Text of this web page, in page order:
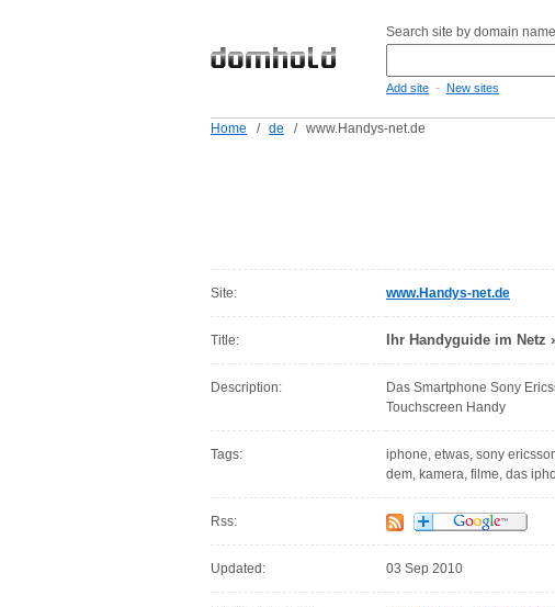
Search site by domain
Add site - New sites
Home / de / www.Handys-net.de
Site: www.Handys-net.de
Title: Ihr Handyguide im Netz
Description:
Das Smartphone Sony
Touchscreen Handy
Tags:
iphone, etwas, sony
dem, kamera, filme, das
Rss:
Updated: 03 Sep 2010